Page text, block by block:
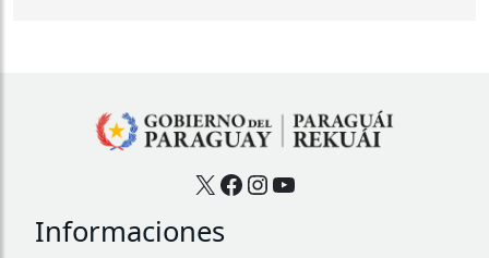
X Facebook
Instagram
YouTube
Informaciones